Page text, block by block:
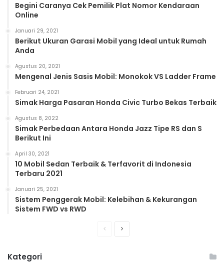
Begini Caranya Cek Pemilik Plat Nomor Kendaraan
Online
Januari 29, 2021
Berikut Ukuran Garasi Mobil yang Ideal untuk Rumah
Anda
Agustus 20, 2021
Mengenal Jenis Sasis Mobil: Monokok VS Ladder Frame
Februari 24, 2021
Simak Harga Pasaran Honda Civic Turbo Bekas Terbaik
Agustus 8, 2022
Simak Perbedaan Antara Honda Jazz Tipe RS dan S
Berikut Ini
April 30, 2021
10 Mobil Sedan Terbaik & Terfavorit di Indonesia
Terbaru 2021
Januari 25, 2021
Sistem Penggerak Mobil: Kelebihan & Kekurangan
Sistem FWD vs RWD
PreviousNext
Kategori